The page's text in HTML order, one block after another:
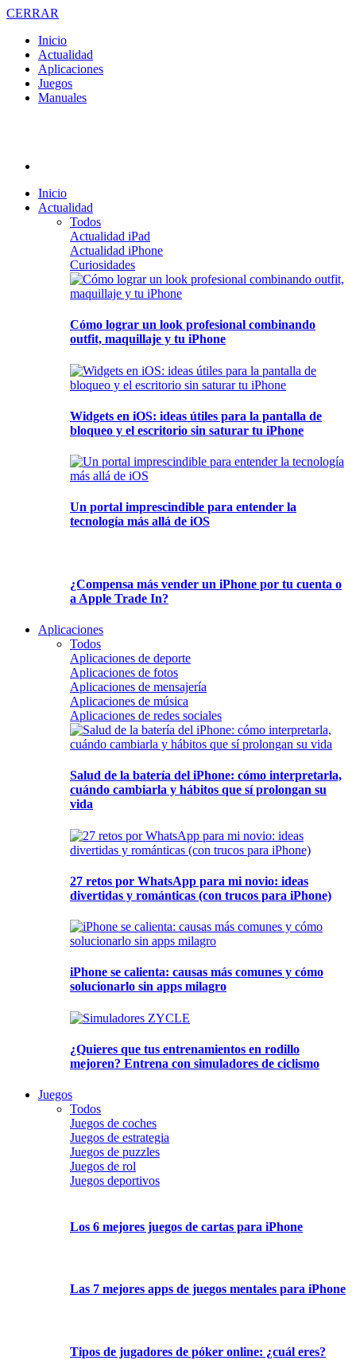
CERRAR
Inicio
Actualidad
Aplicaciones
Juegos
Manuales
Inicio
Actualidad
Todos
Actualidad iPad
Actualidad iPhone
Curiosidades
Cómo lograr un look profesional combinando
outfit, maquillaje y tu iPhone
Widgets en iOS: ideas útiles para la pantalla de
bloqueo y el escritorio sin saturar tu iPhone
Un portal imprescindible para entender la
tecnología más allá de iOS
¿Compensa más vender un iPhone por tu cuenta o
a Apple Trade In?
Aplicaciones
Todos
Aplicaciones de deporte
Aplicaciones de fotos
Aplicaciones de mensajería
Aplicaciones de música
Aplicaciones de redes sociales
Salud de la batería del iPhone: cómo interpretarla,
cuándo cambiarla y hábitos que sí prolongan su
vida
27 retos por WhatsApp para mi novio: ideas
divertidas y románticas (con trucos para iPhone)
iPhone se calienta: causas más comunes y cómo
solucionarlo sin apps milagro
¿Quieres que tus entrenamientos en rodillo
mejoren? Entrena con simuladores de ciclismo
Juegos
Todos
Juegos de coches
Juegos de estrategia
Juegos de puzzles
Juegos de rol
Juegos deportivos
Los 6 mejores juegos de cartas para iPhone
Las 7 mejores apps de juegos mentales para iPhone
Tipos de jugadores de póker online: ¿cuál eres?